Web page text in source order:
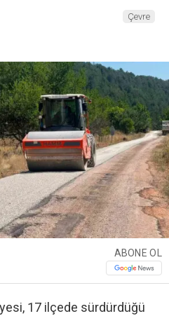
Çevre
ABONE OL
17 ilçede sürdürdüğü